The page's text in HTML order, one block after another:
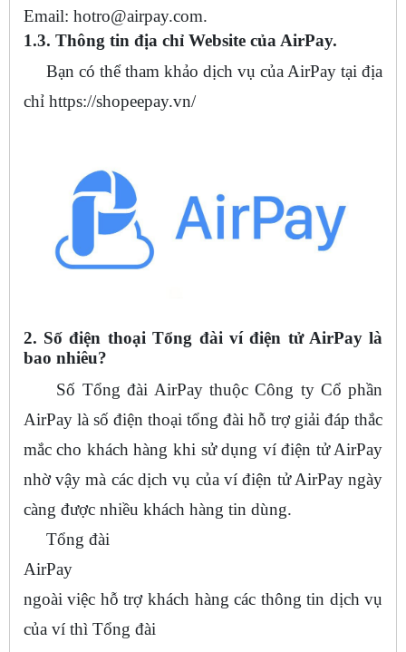
Email: hotro@airpay.com.
1.3. Thông tin địa chỉ Website của AirPay.
Bạn có thể tham khảo dịch vụ của AirPay tại địa
chỉ https://shopeepay.vn/
2. Số điện thoại Tổng đài ví điện tử AirPay là
bao nhiêu?
Số Tổng đài AirPay thuộc Công ty Cổ phần
AirPay là số điện thoại tổng đài hỗ trợ giải đáp thắc
mắc cho khách hàng khi sử dụng ví điện tử AirPay
nhờ vậy mà các dịch vụ của ví điện tử AirPay ngày
càng được nhiều khách hàng tin dùng.
Tổng đài
AirPay
ngoài việc hỗ trợ khách hàng các thông tin dịch vụ
của ví thì Tổng đài